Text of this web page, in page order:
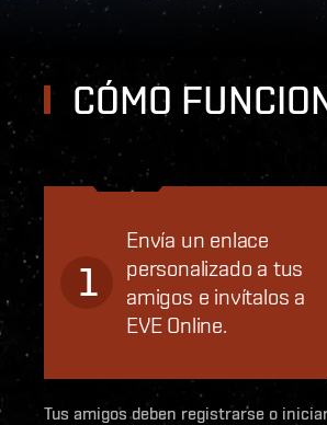
CÓMO
1
Envía un enlace
personalizado a tus
amigos e invítalos a
EVE Online.
Tus amigos deben registrarse o